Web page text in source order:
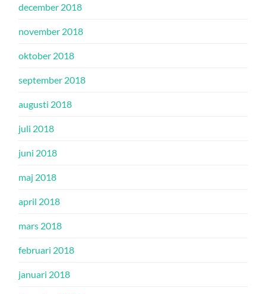
december 2018
november 2018
oktober 2018
september 2018
augusti 2018
juli 2018
juni 2018
maj 2018
april 2018
mars 2018
februari 2018
januari 2018